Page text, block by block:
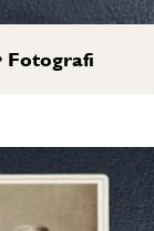
Fotografi